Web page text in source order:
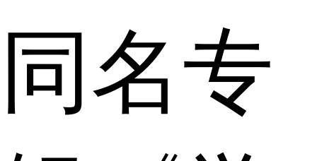
同名专